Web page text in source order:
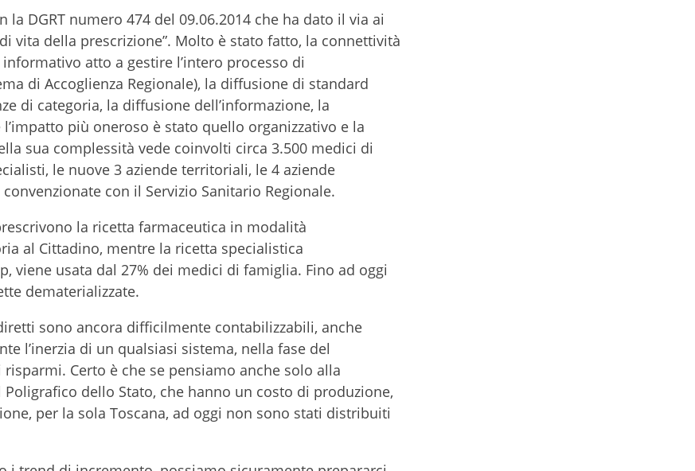
DGRT numero 474 del 09.06.2014 che ha dato il via ai
vita della prescrizione”. Molto è stato fatto, la connettività
atto a gestire l’intero processo di
di Accoglienza Regionale), la diffusione di standard
di categoria, la diffusione dell’informazione, la
più oneroso è stato quello organizzativo e la
sua complessità vede coinvolti circa 3.500 medici di
le nuove 3 aziende territoriali, le 4 aziende
con il Servizio Sanitario Regionale.
la ricetta farmaceutica in modalità
al Cittadino, mentre la ricetta specialistica
viene usata dal 27% dei medici di famiglia. Fino ad oggi
dematerializzate.
sono ancora difficilmente contabilizzabili, anche
l’inerzia di un qualsiasi sistema, nella fase del
Certo è che se pensiamo anche solo alla
dello Stato, che hanno un costo di produzione,
per la sola Toscana, ad oggi non sono stati distribuiti